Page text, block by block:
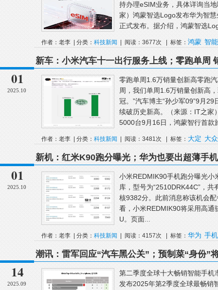
持办理eSIM业务，具体详询当
家）鸿蒙智选Logo发布华为智
正式发布。据介绍，鸿蒙智选
作者：老李 | 分类： 科技新闻 | 阅读：3677次 | 标签： 鸿蒙 智能
01
2025.10
新车：小米汽车十一出行服务上线；零跑单周
15000台；一汽大众抽新车免费开一年
零跑单周1.6万销量创新高零跑
周，我们单周1.6万销量创新高
冠。”汽车博主“孙少军09”9月
续破历史新高。（来源：IT之家
5000台9月16日，鸿蒙智行首款
作者：老李 | 分类： 科技新闻 | 阅读：3481次 | 标签： 大定 大众
01
2025.10
新机：红米K90跑分曝光；华为也要出超薄手
耀Magic8 Pro真机长这样
小米REDMIK90手机跑分曝光
库，型号为“2510DRK44C”，
核9382分。此前消息称该机会
看，小米REDMIK90将采用高
U。页面...
作者：老李 | 分类： 科技新闻 | 阅读：4157次 | 标签： 华为 手机
14
2025.09
潮讯：雷军回应“汽车黑公关”；预制菜“身份”
了；OriginOS6互联升级
第二季度全球十大畅销智能手
发布2025年第2季度全球最畅销